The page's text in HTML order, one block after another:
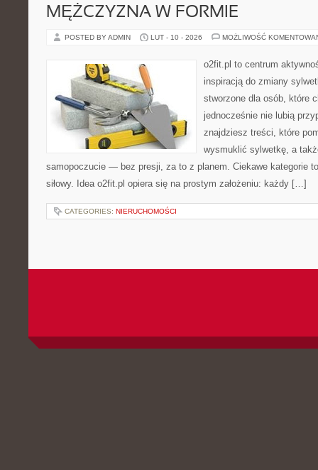
MĘŻCZYZNA W FORMIE
POSTED BY ADMIN LUT - 10 - 2026 MOŻLIWOŚĆ
o2fit.pl to centrum
inspiracją do zmiany
stworzone dla osób, które
jednocześnie nie lubią
znajdziesz treści, które
wysmuklić sylwetkę, a
samopoczucie — bez presji, za to z planem. Ciekawe kategorie
siłowy. Idea o2fit.pl opiera się na prostym założeniu: każdy […]
CATEGORIES: NIERUCHOMOŚCI